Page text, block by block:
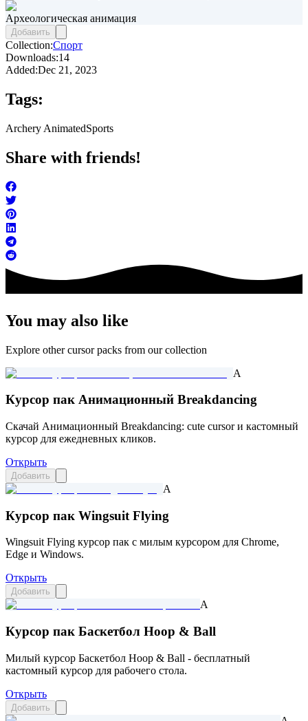
Археологическая анимация
Добавить
Collection:Спорт
Downloads:14
Added:Dec 21, 2023
Tags:
Archery AnimatedSports
Share with friends!
You may also like
Explore other cursor packs from our collection
A
Курсор пак Анимационный Breakdancing
Скачай Анимационный Breakdancing: cute cursor и кастомный
курсор для ежедневных кликов.
Открыть
Добавить
A
Курсор пак Wingsuit Flying
Wingsuit Flying курсор пак с милым курсором для Chrome,
Edge и Windows.
Открыть
Добавить
A
Курсор пак Баскетбол Hoop & Ball
Милый курсор Баскетбол Hoop & Ball - бесплатный
кастомный курсор для рабочего стола.
Открыть
Добавить